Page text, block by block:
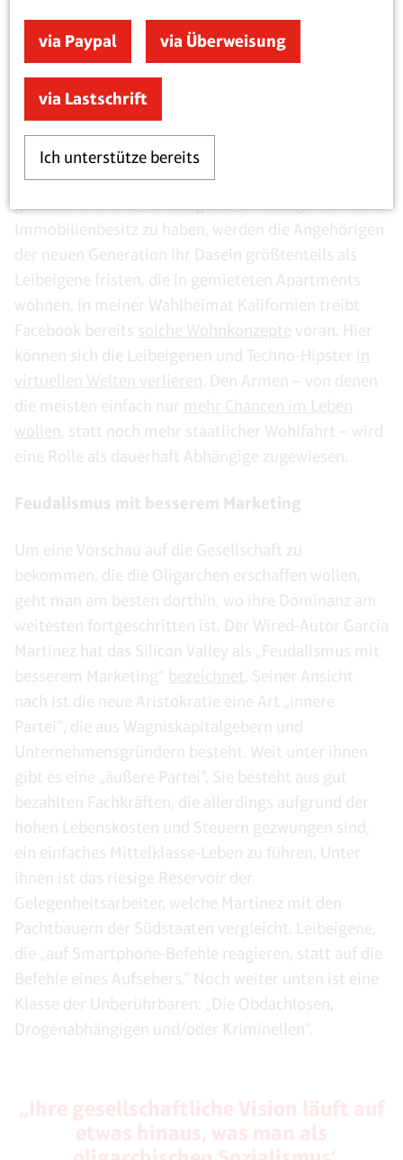
identitätszentrierten Individualismus herbeiführen.
Das Leben in einer Welt, die von diesen Oligarchen
dominiert wird, würde von dem demokratischen und
wegführen, das sich in den letzten 50 Jahren
herausgebildet hat. Anstatt die Hoffnung auf
Immobilienbesitz zu haben, werden die Angehörigen
der neuen Generation ihr Dasein größtenteils als
Leibeigene fristen, die in gemieteten Apartments
wohnen. In meiner Wahlheimat Kalifornien treibt
Facebook bereits solche Wohnkonzepte voran. Hier
können sich die Leibeigenen und Techno-Hipster in
virtuellen Welten verlieren . Den Armen – von denen
die meisten einfach nur mehr Chancen im Leben
wollen, statt noch mehr staatlicher Wohlfahrt – wird
eine Rolle als dauerhaft Abhängige zugewiesen.
Feudalismus mit besserem Marketing
Um eine Vorschau auf die Gesellschaft zu
bekommen, die die Oligarchen erschaffen wollen,
geht man am besten dorthin, wo ihre Dominanz am
weitesten fortgeschritten ist. Der Wired-Autor Garcia
Martinez hat das Silicon Valley als „Feudalismus mit
besserem Marketing“ bezeichnet
. Seiner Ansicht
nach ist die neue Aristokratie eine Art „innere
Partei“, die aus Wagniskapitalgebern und
Unternehmensgründern besteht. Weit unter ihnen
gibt es eine „äußere Partei“. Sie besteht aus gut
bezahlten Fachkräften, die allerdings aufgrund der
hohen Lebenskosten und Steuern gezwungen sind,
ein einfaches Mittelklasse-Leben zu führen. Unter
ihnen ist das riesige Reservoir der
Gelegenheitsarbeiter, welche Martinez mit den
Pachtbauern der Südstaaten vergleicht. Leibeigene,
die „auf Smartphone-Befehle reagieren, statt auf die
Befehle eines Aufsehers.“ Noch weiter unten ist eine
Klasse der Unberührbaren: „Die Obdachlosen,
Drogenabhängigen und/oder Kriminellen“.
via Paypal via Überweisung
via Lastschrift
Ich unterstütze bereits